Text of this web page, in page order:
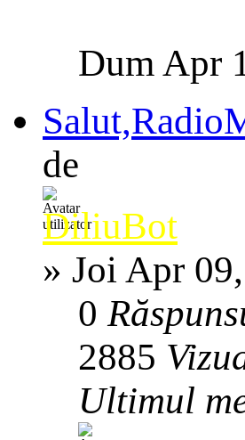
Dum Apr
de
DiliuBot
» Joi Apr
0
2885
Ultimul